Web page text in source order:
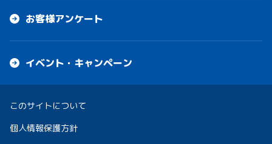
お客様アンケート
イベント・キャンペーン
このサイトについて
個人情報保護方針